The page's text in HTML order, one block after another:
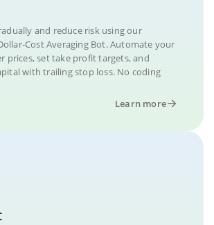
and reduce risk using our
Cost Averaging Bot. Automate your
prices, set take profit targets, and
with trailing stop loss. No coding
Learn more